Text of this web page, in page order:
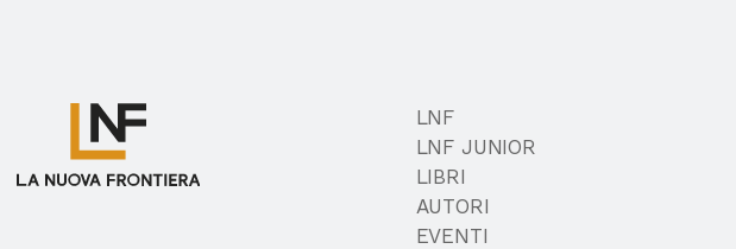
LNF
LNF JUNIOR
LIBRI
AUTORI
EVENTI